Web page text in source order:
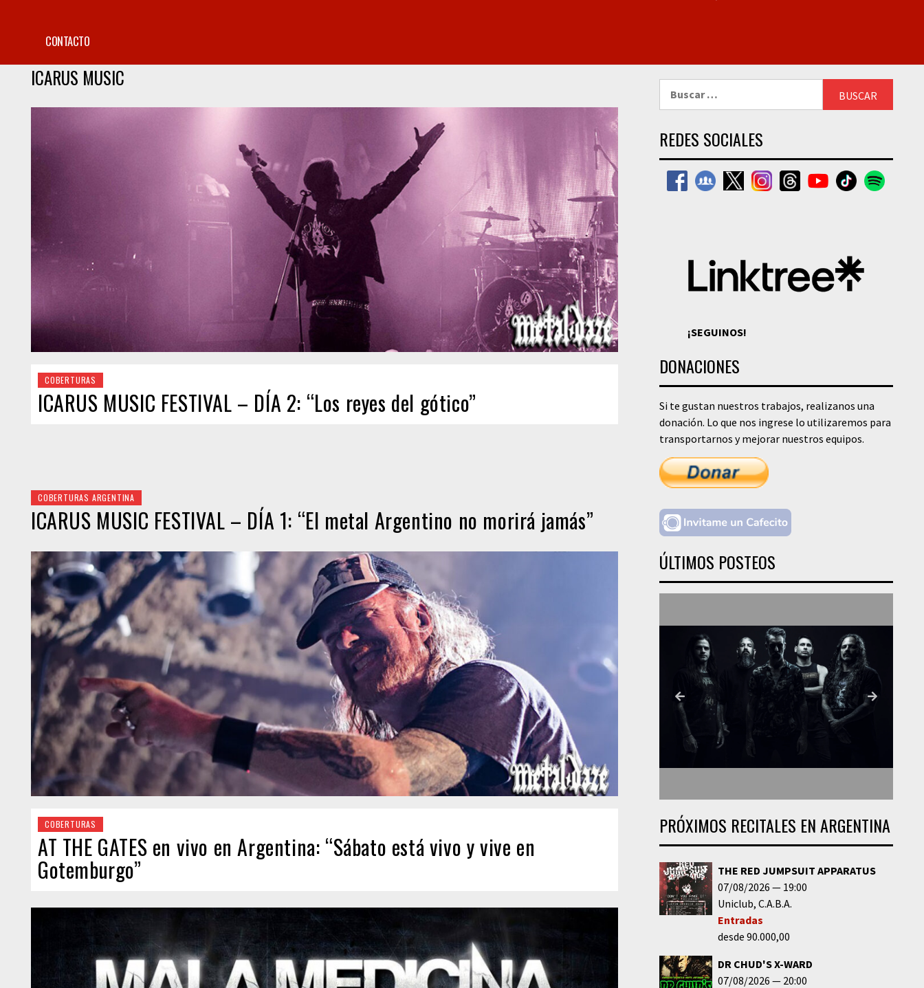
CONTACTO
ICARUS MUSIC
COBERTURAS
ICARUS MUSIC FESTIVAL – DÍA 2: “Los reyes del gótico”
COBERTURAS ARGENTINA
ICARUS MUSIC FESTIVAL – DÍA 1: “El metal Argentino no morirá jamás”
COBERTURAS
AT THE GATES en vivo en Argentina: “Sábato está vivo y vive en
Gotemburgo”
REDES SOCIALES
¡SEGUINOS!
DONACIONES
Si te gustan nuestros trabajos, realizanos una
donación. Lo que nos ingrese lo utilizaremos para
transportarnos y mejorar nuestros equipos.
ÚLTIMOS POSTEOS
PRÓXIMOS RECITALES EN ARGENTINA
THE RED JUMPSUIT APPARATUS
07/08/2026
19:00
Uniclub C.A.B.A.
Entradas
desde 90.000,00
DR CHUD'S X-WARD
07/08/2026
20:00